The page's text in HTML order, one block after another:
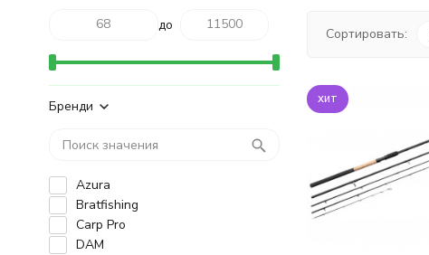
Сортировать:
хит
до
Бренди
Azura
Bratfishing
Carp Pro
DAM